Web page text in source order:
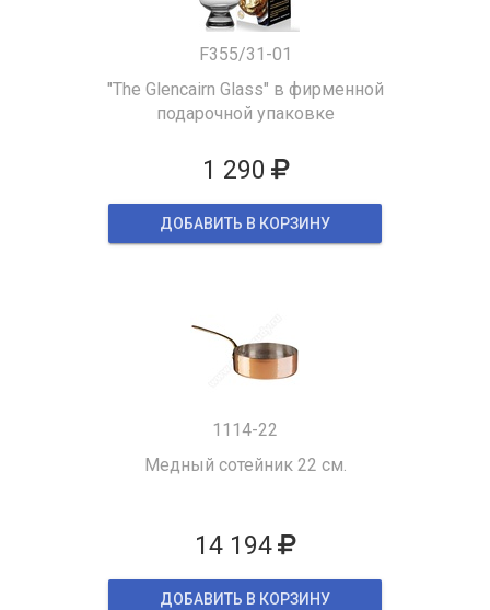
F355/31-01
"The Glencairn Glass" в фирменной
подарочной упаковке
1 290
ДОБАВИТЬ В КОРЗИНУ
1114-22
Медный сотейник 22 см.
14 194
ДОБАВИТЬ В КОРЗИНУ